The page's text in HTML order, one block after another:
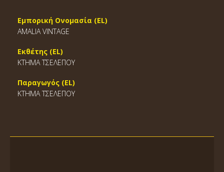
Εμπορική Ονομασία (EL)
AMALIA VINTAGE
Εκθέτης (EL)
ΚΤΗΜΑ ΤΣΕΛΕΠΟΥ
Παραγωγός (EL)
ΚΤΗΜΑ ΤΣΕΛΕΠΟΥ